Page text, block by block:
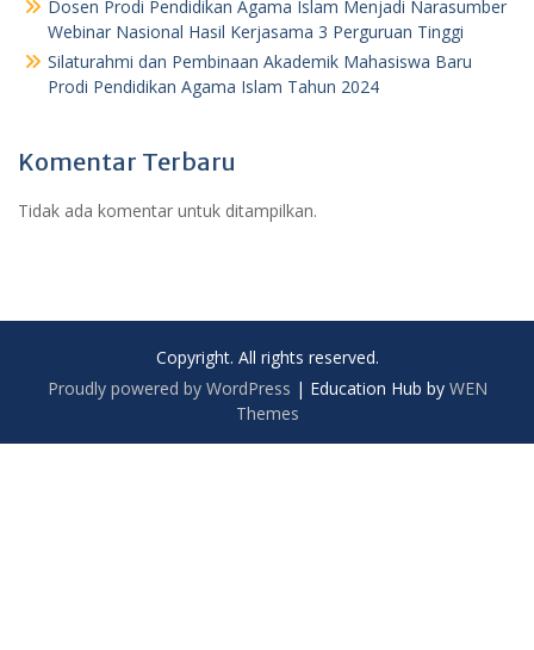
Dosen Prodi Pendidikan Agama Islam Menjadi Narasumber
Webinar Nasional Hasil Kerjasama 3 Perguruan Tinggi
Silaturahmi dan Pembinaan Akademik Mahasiswa Baru
Prodi Pendidikan Agama Islam Tahun 2024
Komentar Terbaru
Tidak ada komentar untuk ditampilkan.
Copyright. All rights reserved.
Proudly powered by WordPress | Education Hub by WEN
Themes